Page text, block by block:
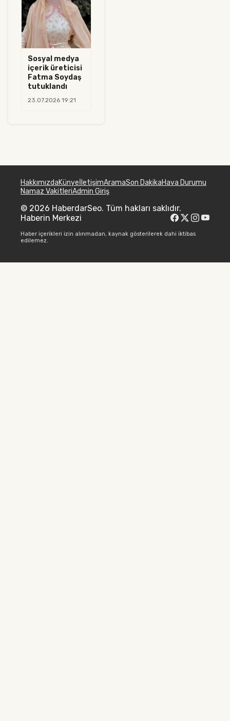
Sosyal medya
içerik üreticisi
Fatma Soydaş
tutuklandı
23.07.2026 19:21
HakkımızdaKünyeİletişimAramaSon DakikaHava Durumu
Namaz VakitleriAdmin Giriş
© 2026 HaberdarSeo. Tüm hakları saklıdır.
Haberin Merkezi
Haber içerikleri izin alınmadan, kaynak gösterilerek dahi iktibas
edilemez.